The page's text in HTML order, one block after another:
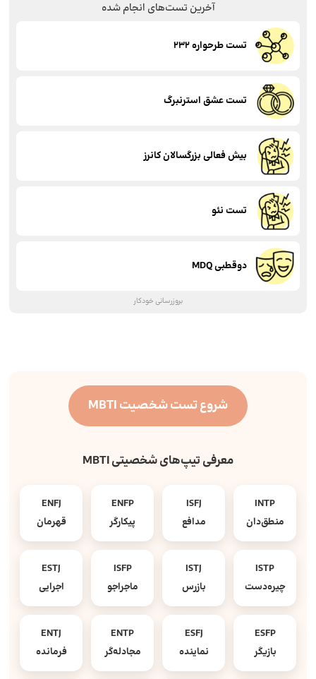
آخرین تست‌های انجام شده
تست طرحواره 232
تست عشق استرنبرگ
بیش فعالی بزرگسالان کانرز
تست نئو
دوقطبی MDQ
بروزرسانی خودکار
شروع تست شخصیت MBTI
معرفی تیپ‌های شخصیتی MBTI
INTP
منطق‌دان
ISFJ
مدافع
ENFP
پیکارگر
ENFJ
قهرمان
ISTP
چیره‌دست
ISTJ
بازرس
ISFP
ماجراجو
ESTJ
اجرایی
ESFP
بازیگر
ESFJ
نماینده
ENTP
مجادله‌گر
ENTJ
فرمانده